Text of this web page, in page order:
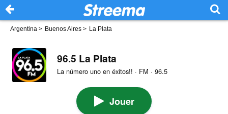
Argentina > Buenos Aires > La Plata
96.5 La Plata
La número uno en éxitos!! · FM · 96.5
Jouer